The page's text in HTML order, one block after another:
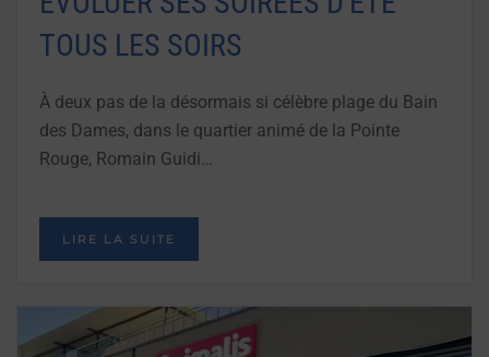
TOUS LES SOIRS
À deux pas de la désormais si célèbre plage du Bain
des Dames, dans le quartier animé de la Pointe
Rouge, Romain Guidi…
LIRE LA SUITE